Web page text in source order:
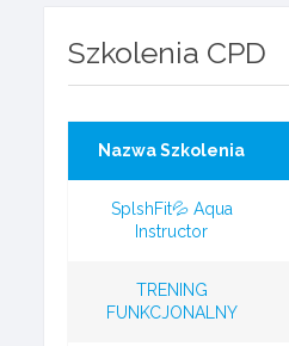
Szkolenia CPD
Nazwa Szkolenia
SplshFit💦 Aqua
Instructor
TRENING
FUNKCJONALNY